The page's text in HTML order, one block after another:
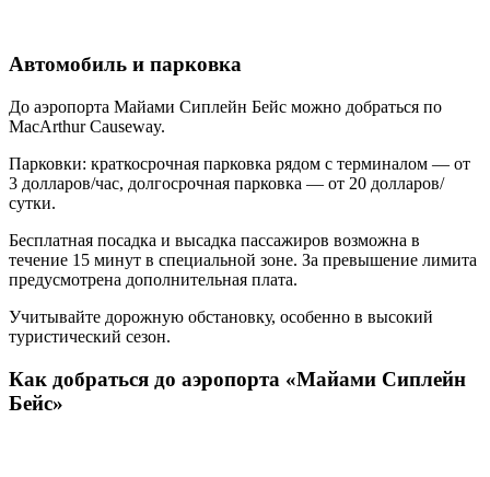
Автомобиль и парковка
До аэропорта Майами Сиплейн Бейс можно добраться по
MacArthur Causeway.
Парковки: краткосрочная парковка рядом с терминалом — от
3 долларов/час, долгосрочная парковка — от 20 долларов/
сутки.
Бесплатная посадка и высадка пассажиров возможна в
течение 15 минут в специальной зоне. За превышение лимита
предусмотрена дополнительная плата.
Учитывайте дорожную обстановку, особенно в высокий
туристический сезон.
Как добраться до аэропорта «Майами Сиплейн
Бейс»